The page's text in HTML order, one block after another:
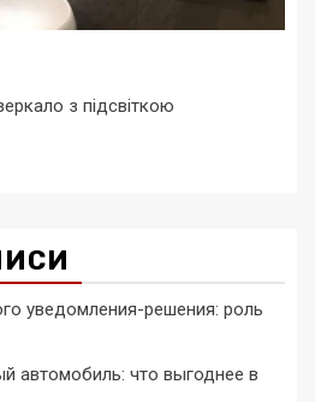
з підсвіткою
уведомления-решения: роль
автомобиль: что выгоднее в